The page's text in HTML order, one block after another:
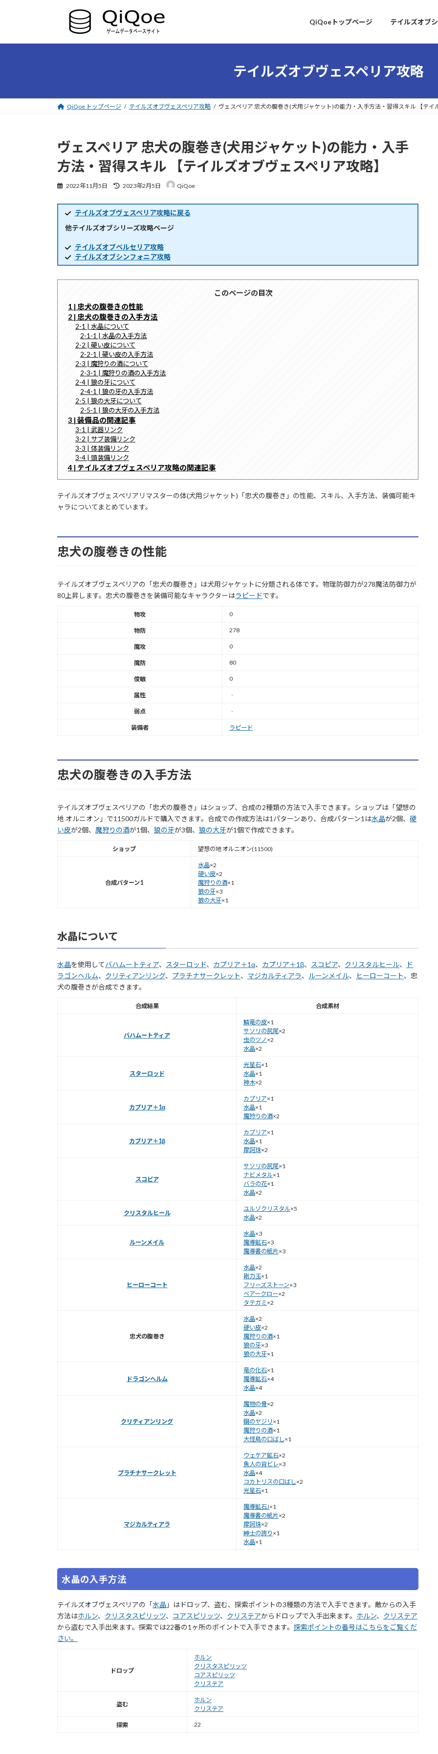
ツ
シ
QiQoeトップページ テイルズオブ
テイルズオブヴェスペリア攻略
QiQoe トップページ テイルズオブヴェスペリア攻略 ヴェスペリア 忠犬の腹巻き(犬用ジャケット)の能力・入手方法・習得スキル 【テイ
ヴェスペリア 忠犬の腹巻き(犬用ジャケット)の能力・入手
方法・習得スキル 【テイルズオブヴェスペリア攻略】
2022年11月5日
最
新
日
時
2023年2月5日 QiQoe
テイルズオブヴェスペリア攻略に戻る
他テイルズオブシリーズ攻略ページ
テイルズオブベルセリア攻略
テイルズオブシンフォニア攻略
このページの目次
1 | 忠犬の腹巻きの性能
2 | 忠犬の腹巻きの入手方法
2-1 | 水晶について
2-1-1 | 水晶の入手方法
2-2 | 硬い皮について
2-2-1 | 硬い皮の入手方法
2-3 | 魔狩りの酒について
2-3-1 | 魔狩りの酒の入手方法
2-4 | 狼の牙について
2-4-1 | 狼の牙の入手方法
2-5 | 狼の大牙について
2-5-1 | 狼の大牙の入手方法
3 | 装備品の関連記事
3-1 | 武器リンク
3-2 | サブ装備リンク
3-3 | 体装備リンク
3-4 | 頭装備リンク
4 | テイルズオブヴェスペリア攻略の関連記事
テイルズオブヴェスペリアリマスターの体(犬用ジャケット)「忠犬の腹巻き」の性能、スキル、入手方法、装備可能キ
ャラについてまとめています。
忠犬の腹巻きの性能
テイルズオブヴェスペリアの「忠犬の腹巻き」は犬用ジャケットに分類される体です。物理防御力が278魔法防御力が
80上昇します。忠犬の腹巻きを装備可能なキャラクターはラピードです。
物攻 0
物防 278
魔攻 0
魔防 80
俊敏 0
属性 ‐
弱点 ‐
装備者 ラピード
忠犬の腹巻きの入手方法
テイルズオブヴェスペリアの「忠犬の腹巻き」はショップ、合成の2種類の方法で入手できます。ショップは「望想の
地 オルニオン」で11500ガルドで購入できます。合成での作成方法は1パターンあり、合成パターン1は水晶が2個、 硬
い皮が2個、 魔狩りの酒が1個、 狼の牙が3個、 狼の大牙が1個で作成できます。
ショップ 望想の地 オルニオン(11500)
合成パターン1
水晶×2
硬い皮×2
魔狩りの酒×1
狼の牙×3
狼の大牙×1
水晶について
水晶を使用してバハムートティア、 スターロッド、 カプリア＋1α、 カプリア＋1β、 スコピア、 クリスタルヒール、
ド
ラゴンヘルム、 クリティアンリング、 プラチナサークレット、 マジカルティアラ、 ルーンメイル、 ヒーローコート、忠
犬の腹巻きが合成できます。
合成結果 合成素材
バハムートティア
鱗竜の皮×1
サソリの尻尾×2
虫のツノ ×2
水晶×2
スターロッド
光星石×1
水晶×1
神木×2
カプリア＋1α
カプリア×1
水晶×1
魔狩りの酒×2
カプリア＋1β
カプリア×1
水晶×1
摩訶珠×2
スコピア
サソリの尻尾×1
ナビメタル×1
バラの花×1
水晶×2
クリスタルヒール
ユルゾクリスタル×5
水晶×2
ルーンメイル
水晶×3
魔導鉱石×3
魔導書の紙片×3
ヒーローコート
水晶×2
剛力玉×1
フリーズストーン×3
ベアークロー×2
タテガミ ×2
忠犬の腹巻き
水晶×2
硬い皮×2
魔狩りの酒×1
狼の牙×3
狼の大牙×1
ドラゴンヘルム
竜の化石×1
魔導鉱石×4
水晶×4
クリティアンリング
魔物の骨×2
水晶×2
鋼のヤジリ ×1
魔狩りの酒×1
大怪鳥の口ばし×1
プラチナサークレット
ウェケア鉱石×2
魚人の背ビレ×3
水晶×4
コカトリスの口ばし×2
光星石×1
マジカルティアラ
魔導鉱石J×1
魔導書の紙片×2
摩訶珠×2
紳士の誇り ×1
水晶×1
水晶の入手方法
テイルズオブヴェスペリアの「 水晶 」はドロップ、盗む、探索ポイントの3種類の方法で入手できます。敵からの入手
方法はホルン、 クリスタスピリッツ、 コアスピリッツ、 クリステアからドロップで入手出来ます。 ホルン、 クリステア
から盗むで入手出来ます。探索では22番の1ヶ所のポイントで入手できます。 探索ポイントの番号はこちらをご覧くだ
さい。
ドロップ
ホルン
クリスタスピリッツ
コアスピリッツ
クリステア
盗む
ホルン
クリステア
探索 22